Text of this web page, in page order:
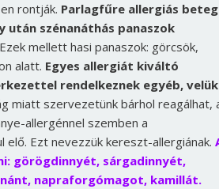
rontják. Parlagfűre allergiás
után szénanáthás panaszok
mellett hasi panaszok: görcsök,
alatt. Egyes allergiát kiváltó
rendelkeznek egyéb, velük
miatt szervezetünk bárhol reagálhat,
allergénnel szemben a
Ezt nevezzük kereszt-allergiának.
görögdinnyét, sárgadinnyét,
napraforgómagot, kamillát.